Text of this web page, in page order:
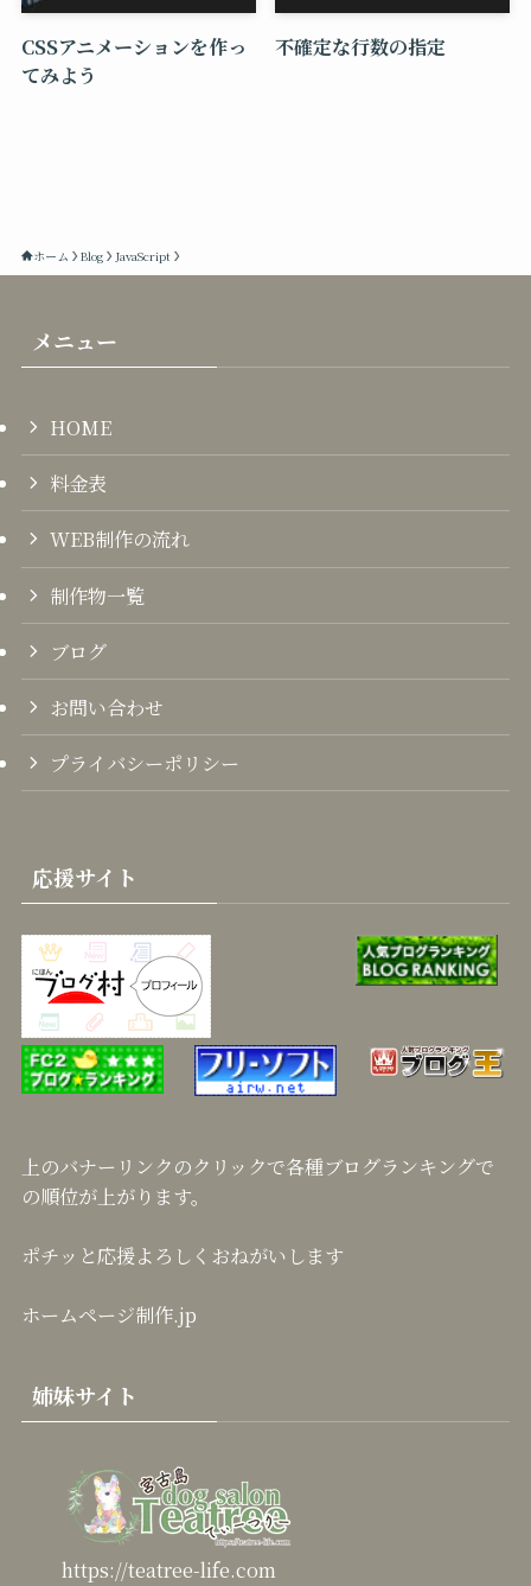
CSSアニメーションを作っ
てみよう
不確定な行数の指定
ホーム Blog JavaScript
メニュー
HOME
料金表
WEB制作の流れ
制作物一覧
ブログ
お問い合わせ
プライバシーポリシー
応援サイト
上のバナーリンクのクリックで各種ブログランキングで
の順位が上がります。
ポチッと応援よろしくおねがいします
ホームページ制作.jp
姉妹サイト
https://teatree-life.com